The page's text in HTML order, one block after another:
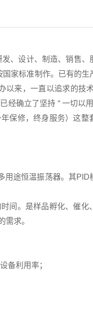
、设计、制造、销售
家标准制作。已有的生
以来，一直以追求的技
经确立了坚持 “ 一切
，终身服务）这整
途恒温振荡器。其
间。是样品孵化、催化
需求。
备利用率；